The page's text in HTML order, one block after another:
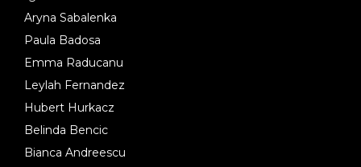
Aryna Sabalenka
Paula Badosa
Emma Raducanu
Leylah Fernandez
Hubert Hurkacz
Belinda Bencic
Bianca Andreescu